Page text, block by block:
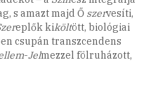
s amazt majd Ő szervesíti,
eplők kiköltött, biológiai
csupán transzcendens
-Jelmezzel fölruházott,